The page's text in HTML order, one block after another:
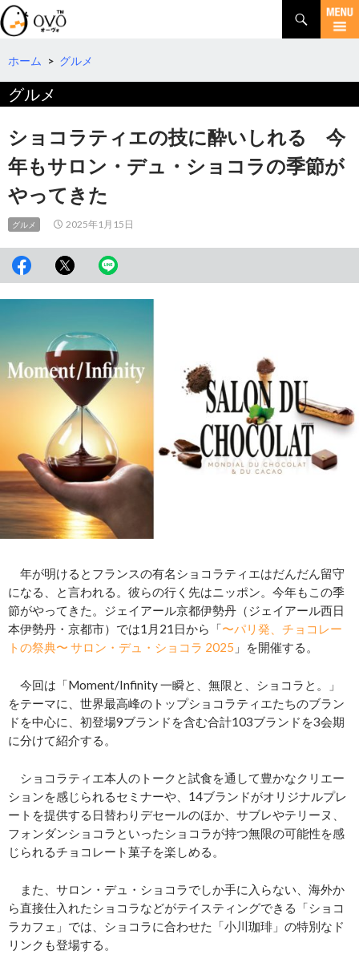
検
索
コ
テ
ツ
へ
ホーム > グルメ
グルメ
ショコラティエの技に酔いしれる 今
年もサロン・デュ・ショコラの季節が
やってきた
グルメ 2025年1月15日
年が明けるとフランスの有名ショコラティエはだんだん留守
になる、と言われる。彼らの行く先はニッポン。今年もこの季
節がやってきた。ジェイアール京都伊勢丹（ジェイアール西日
本伊勢丹・京都市）では1月21日から「〜パリ発、チョコレー
トの祭典〜 サロン・デュ・ショコラ 2025 」を開催する。
今回は「Moment/Infinity ⼀瞬と、無限と、ショコラと。」
をテーマに、世界最⾼峰のトップショコラティエたちのブラン
ドを中⼼に、初登場9ブランドを含む合計103ブランドを3会期
に分けて紹介する。
ショコラティエ本⼈のトークと試⾷を通して豊かなクリエー
ションを感じられるセミナーや、14ブランドがオリジナルプレ
ートを提供する⽇替わりデセールのほか、サブレやテリーヌ、
フォンダンショコラといったショコラが持つ無限の可能性を感
じられるチョコレート菓⼦を楽しめる。
また、サロン・デュ・ショコラでしか⼿に⼊らない、海外か
ら直接仕⼊れたショコラなどがテイスティングできる「ショコ
ラカフェ」では、ショコラに合わせた「⼩川珈琲」の特別なド
リンクも登場する。